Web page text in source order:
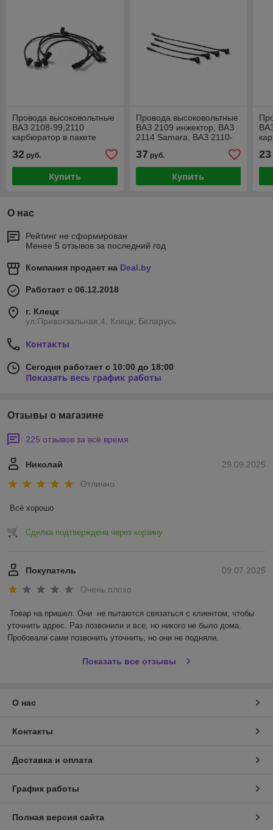
Провода высоковольтные
ВАЗ 2108-99,2110
карбюратор в пакете
32 руб.
Купить
Провода высоковольтные
ВАЗ 2109 инжектор, ВАЗ
2114 Samara, ВАЗ 2110-
37 руб.
Купить
23
О нас
Рейтинг не сформирован
Менее 5 отзывов за последний год
Компания продает на Deal.by
Работает с 06.12.2018
г. Клецк
ул.Привокзальная,4, Клецк, Беларусь
Контакты
Сегодня работает с 10:00 до 18:00
Показать весь график работы
Отзывы о магазине
225 отзывов за всё время
29.09.2025
Николай
Отлично
Всё хорошо
Сделка подтверждена через корзину
09.07.2025
Покупатель
Очень плохо
Товар на пришел. Они  не пытаются связаться с клиентом, чтобы
уточнить адрес. Раз позвонили и все, но никого не было дома.
Пробовали сами позвонить уточнить, но они не подняли.
Показать все отзывы
О нас
Контакты
Доставка и оплата
График работы
Полная версия сайта